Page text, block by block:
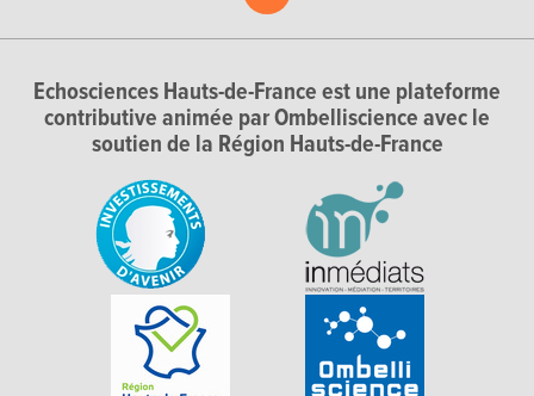
Echosciences Hauts-de-France est une plateforme
contributive animée par Ombelliscience avec le
soutien de la Région Hauts-de-France